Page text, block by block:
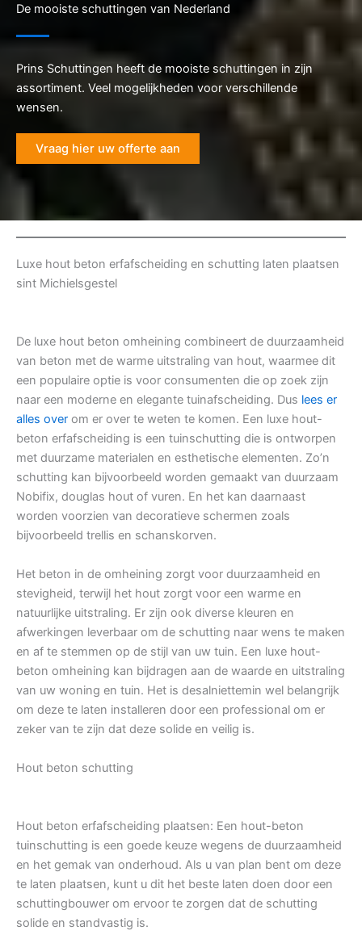
De mooiste schuttingen van Nederland
Prins Schuttingen heeft de mooiste schuttingen in zijn
assortiment. Veel mogelijkheden voor verschillende
wensen.
Vraag hier uw offerte aan
Luxe hout beton erfafscheiding en schutting laten plaatsen
sint Michielsgestel
De luxe hout beton omheining combineert de duurzaamheid
van beton met de warme uitstraling van hout, waarmee dit
een populaire optie is voor consumenten die op zoek zijn
naar een moderne en elegante tuinafscheiding. Dus lees er
alles over om er over te weten te komen. Een luxe hout-
beton erfafscheiding is een tuinschutting die is ontworpen
met duurzame materialen en esthetische elementen. Zo’n
schutting kan bijvoorbeeld worden gemaakt van duurzaam
Nobifix, douglas hout of vuren. En het kan daarnaast
worden voorzien van decoratieve schermen zoals
bijvoorbeeld trellis en schanskorven.
Het beton in de omheining zorgt voor duurzaamheid en
stevigheid, terwijl het hout zorgt voor een warme en
natuurlijke uitstraling. Er zijn ook diverse kleuren en
afwerkingen leverbaar om de schutting naar wens te maken
en af te stemmen op de stijl van uw tuin. Een luxe hout-
beton omheining kan bijdragen aan de waarde en uitstraling
van uw woning en tuin. Het is desalniettemin wel belangrijk
om deze te laten installeren door een professional om er
zeker van te zijn dat deze solide en veilig is.
Hout beton schutting
Hout beton erfafscheiding plaatsen: Een hout-beton
tuinschutting is een goede keuze wegens de duurzaamheid
en het gemak van onderhoud. Als u van plan bent om deze
te laten plaatsen, kunt u dit het beste laten doen door een
schuttingbouwer om ervoor te zorgen dat de schutting
solide en standvastig is.